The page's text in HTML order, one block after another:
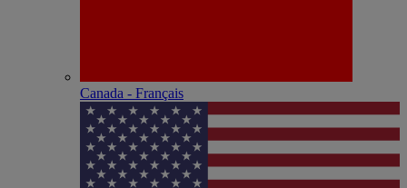
Canada - Français